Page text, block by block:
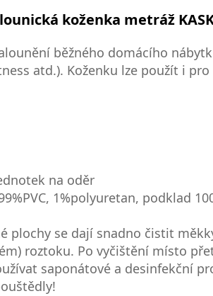
koženka metráž
běžného domácího
atd.). Koženku lze použít i
na oděr
1%polyuretan, podklad
plochy se dají snadno čistit
roztoku. Po vyčištění místo
saponátové a desinfekční